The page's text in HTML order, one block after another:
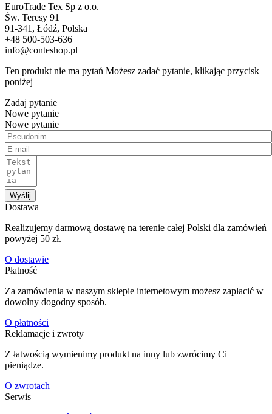
EuroTrade Tex Sp z o.o.
Św. Teresy 91
91-341, Łódź, Polska
+48 500-503-636
info@conteshop.pl
Ten produkt nie ma pytań Możesz zadać pytanie, klikając przycisk
poniżej
Zadaj pytanie
Nowe pytanie
Nowe pytanie
Wyślij
Dostawa
Realizujemy darmową dostawę na terenie całej Polski dla zamówień
powyżej 50 zł.
O dostawie
Płatność
Za zamówienia w naszym sklepie internetowym możesz zapłacić w
dowolny dogodny sposób.
O płatności
Reklamacje i zwroty
Z łatwością wymienimy produkt na inny lub zwrócimy Ci
pieniądze.
O zwrotach
Serwis